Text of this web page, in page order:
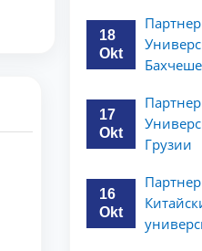
Купалы
курсов
18
Okt
курсов
17
Okt
Грузии
16
Okt